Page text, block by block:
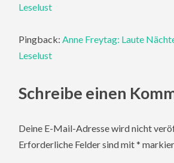
Leselust
Pingback:Anne Freytag: Laute
Leselust
Schreibe einen
Deine E-Mail-Adresse wird nicht
Erforderliche Felder sind mit*